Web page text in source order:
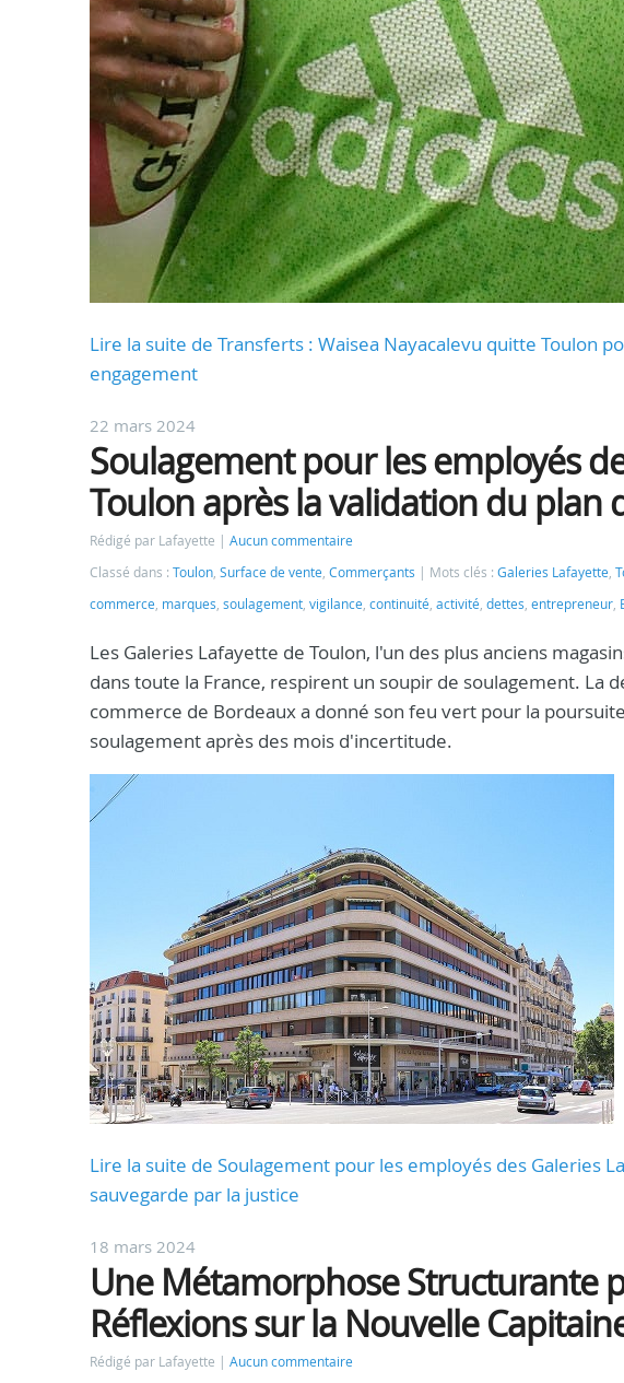
Lire la suite de Transferts : Waisea Nayacalevu quitte Toulon
engagement
22 mars 2024
Soulagement pour les employés
Toulon après la validation du plan
Rédigé par Lafayette
Aucun commentaire
Classé dans : Toulon, Surface de vente, Commerçants Mots clés : Galeries Lafayette,
commerce, marques, soulagement, vigilance, continuité, activité, dettes, entrepreneur,
Les Galeries Lafayette de Toulon, l'un des plus anciens
dans toute la France, respirent un soupir de soulagement. La
commerce de Bordeaux a donné son feu vert pour la
soulagement après des mois d'incertitude.
Lire la suite de Soulagement pour les employés des Galeries
sauvegarde par la justice
18 mars 2024
Une Métamorphose Structurante
Réflexions sur la Nouvelle
Rédigé par Lafayette Aucun commentaire